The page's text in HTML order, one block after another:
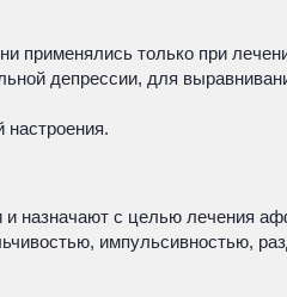
только при
депрессии, для
настроения.
назначают с целью лечения
импульсивностью,